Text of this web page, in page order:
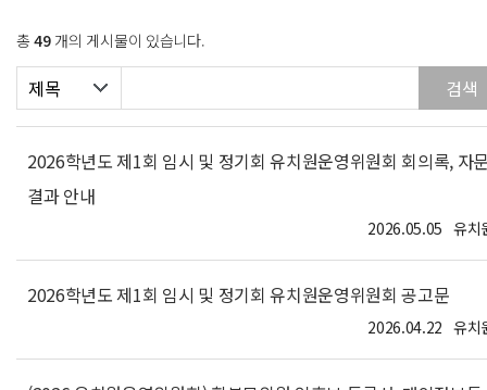
총49개의 게시물이 있습니다.
2026학년도 제1회 임시 및 정기회 유치원운영위원회 회의록, 자
결과 안내
유치
2026.05.05
2026학년도 제1회 임시 및 정기회 유치원운영위원회 공고문
유치
2026.04.22